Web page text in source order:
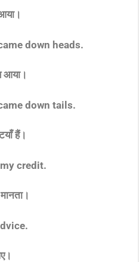
down heads.
आया।
down tails.
हैं।
credit.
.